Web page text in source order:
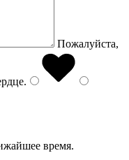
Пожалуйста,
.
время.